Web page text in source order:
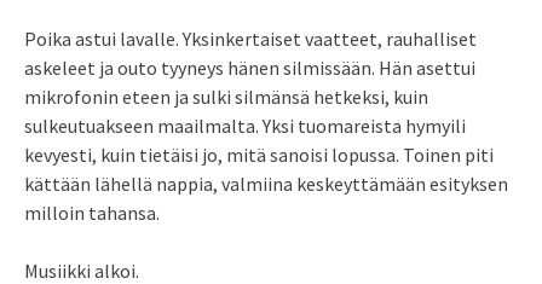
Poika astui lavalle. Yksinkertaiset vaatteet, rauhalliset
askeleet ja outo tyyneys hänen silmissään. Hän asettui
mikrofonin eteen ja sulki silmänsä hetkeksi, kuin
sulkeutuakseen maailmalta. Yksi tuomareista hymyili
kevyesti, kuin tietäisi jo, mitä sanoisi lopussa. Toinen piti
kättään lähellä nappia, valmiina keskeyttämään esityksen
milloin tahansa.
Musiikki alkoi.